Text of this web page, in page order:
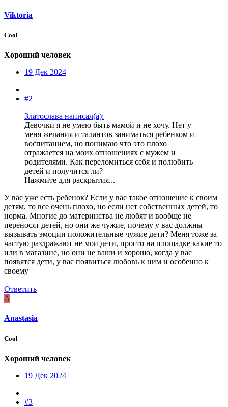
Viktoria
Cool
Хороший человек
19 Дек 2024
#2
Златослава написал(а):
Девочки я не умею быть мамой и не хочу. Нет у
меня желания и талантов заниматься ребенком и
воспитанием, но понимаю что это плохо
отражается на моих отношениях с мужем и
родителями. Как переломиться себя и полюбить
детей и получится ли?
Нажмите для раскрытия...
У вас уже есть ребенок? Если у вас такое отношение к своим
детям, то все очень плохо, но если нет собственных детей, то
норма. Многие до материнства не любят и вообще не
переносят детей, но они же чужие, почему у вас должны
вызывать эмоции положительные чужие дети? Меня тоже за
частую раздражают не мои дети, просто на площадке какие то
или в магазине, но они не ваши и хорошо, когда у вас
появятся дети, у вас появиться любовь к ним и особенно к
своему
Ответить
A
Anastasia
Cool
Хороший человек
19 Дек 2024
#3